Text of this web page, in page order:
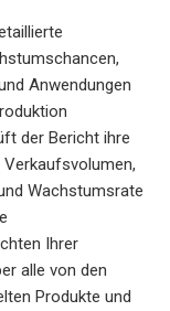
Anwendungen
der Bericht ihre
Verkaufsvolumen,
Wachstumsrate
Ihrer
alle von den
Produkte und